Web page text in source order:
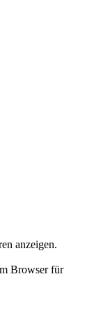
anzeigen.
Browser für